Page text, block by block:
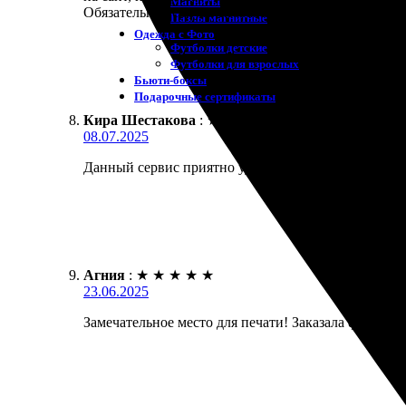
Пазлы магнитные
Одежда с Фото
Футболки детские
Футболки для взрослых
Бьюти-боксы
Подарочные сертификаты
Обязательно вернусь снова. В целом, очень приятно
Кира Шестакова : ★
08.07.2025
Данный сервис приятно удивил. Удобный
Агния : ★ ★ ★ ★ ★
23.06.2025
Замечательное место для печати! Заказала